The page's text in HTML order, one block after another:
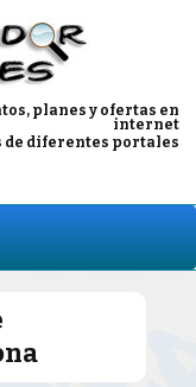
planes y ofertas en
internet
de diferentes portales